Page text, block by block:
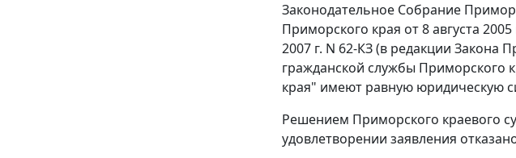
Законодательное Собрание
Приморского края от 8 августа
2007 г. N 62-КЗ(в редакции Закона
гражданской службы Приморского
края" имеют равную юридическую
Решением Приморского краевого
удовлетворении заявления